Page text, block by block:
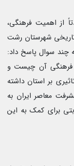
از اهمیت فرهنگی،
تاریخی شهرستان رشت
چند سوال پاسخ داد:
فرهنگی آن چیست و
بر استان داشته
معاصر ایران به
برای کمک به این